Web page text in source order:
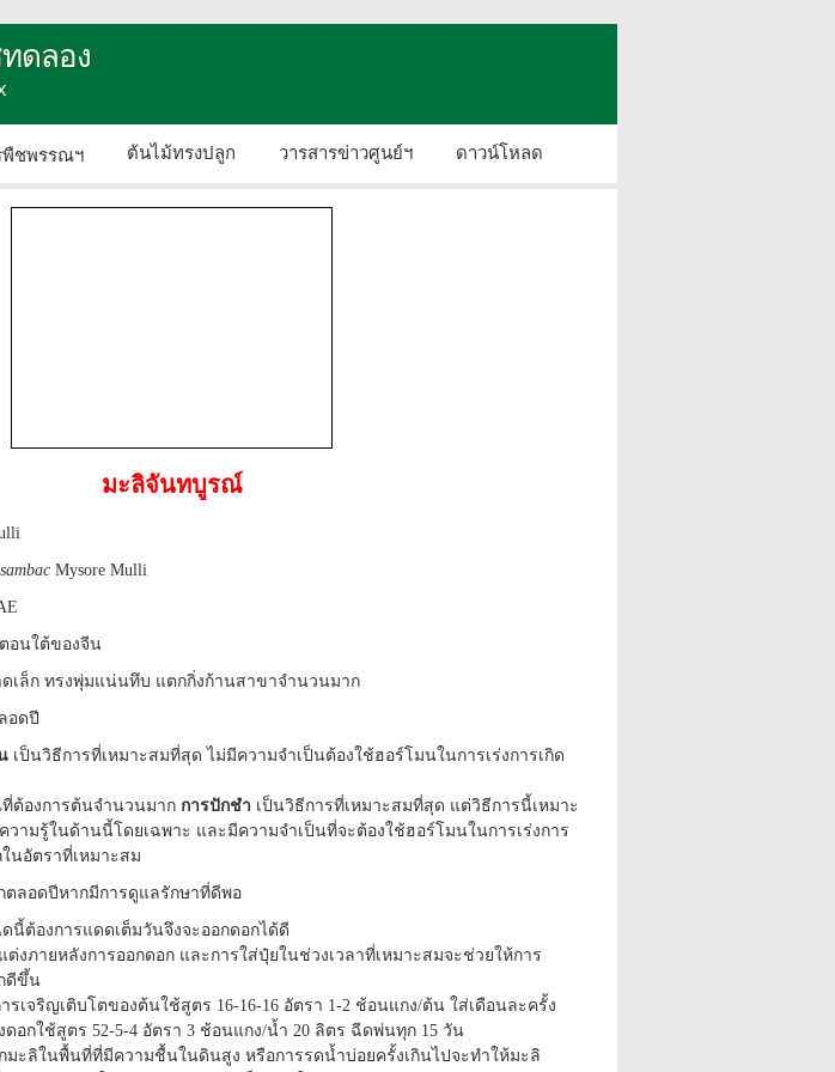
ดลอง
พืชพรรณฯ ต้นไม้ทรงปลูก วารสารข่าวศูนย์ฯ ดาวน์โหลด
ติดต่อเรา
มะลิจันทบูรณ์
Mysore Mulli
อนใต้ของจีน
เล็ก ทรงพุ่มแน่นทึบ แตกกิ่งก้านสาขาจำนวนมาก
อดปี
เป็นวิธีการที่เหมาะสมที่สุด ไม่มีความจำเป็นต้องใช้ฮอร์โมนในการเร่งการเกิด
ต้องการต้นจำนวนมาก การปักชำ เป็นวิธีการที่เหมาะสมที่สุด แต่วิธีการนี้เหมาะ
วามรู้ในด้านนี้โดยเฉพาะ และมีความจำเป็นที่จะต้องใช้ฮอร์โมนในการเร่งการ
ในอัตราที่เหมาะสม
ตลอดปีหากมีการดูแลรักษาที่ดีพอ
นี้ต้องการแดดเต็มวันจึงจะออกดอกได้ดี
ต่งภายหลังการออกดอก และการใส่ปุ๋ยในช่วงเวลาที่เหมาะสมจะช่วยให้การ
ดีขึ้น
ารเจริญเติบโตของต้นใช้สูตร 16-16-16 อัตรา 1-2 ช้อนแกง/ต้น ใส่เดือนละครั้ง
ดอกใช้สูตร 52-5-4 อัตรา 3 ช้อนแกง/น้ำ 20 ลิตร ฉีดพ่นทุก 15 วัน
มะลิในพื้นที่ที่มีความชื้นในดินสูง หรือการรดน้ำบ่อยครั้งเกินไปจะทำให้มะลิ